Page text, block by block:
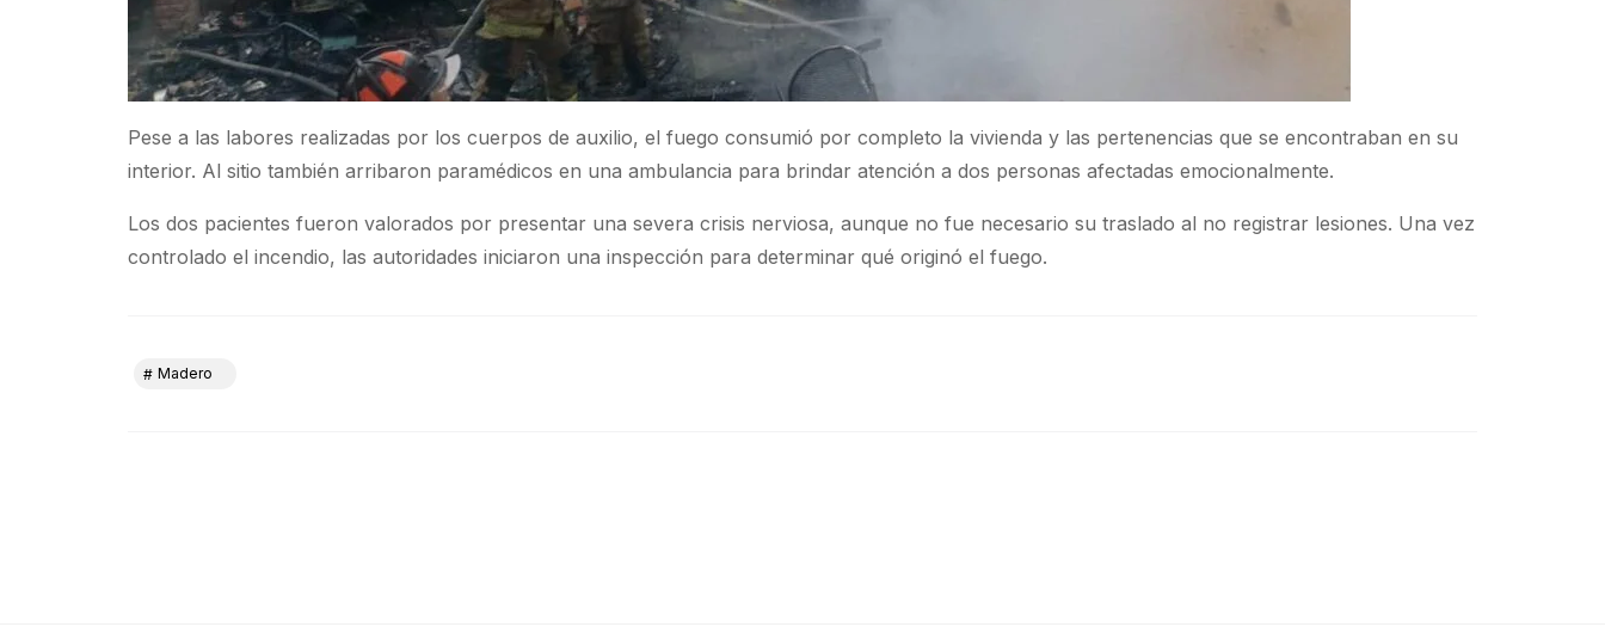
Pese a las labores realizadas por los cuerpos de auxilio, el fuego consumió por completo la vivienda y las pertenencias que se encontraban en su
interior. Al sitio también arribaron paramédicos en una ambulancia para brindar atención a dos personas afectadas emocionalmente.
Los dos pacientes fueron valorados por presentar una severa crisis nerviosa, aunque no fue necesario su traslado al no registrar lesiones. Una vez
controlado el incendio, las autoridades iniciaron una inspección para determinar qué originó el fuego.
Madero